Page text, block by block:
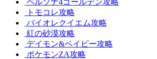
トモコレ攻略
バイオレクイエム攻略
紅の砂漠攻略
デイモン&ベイビー攻略
ポケモンZA攻略